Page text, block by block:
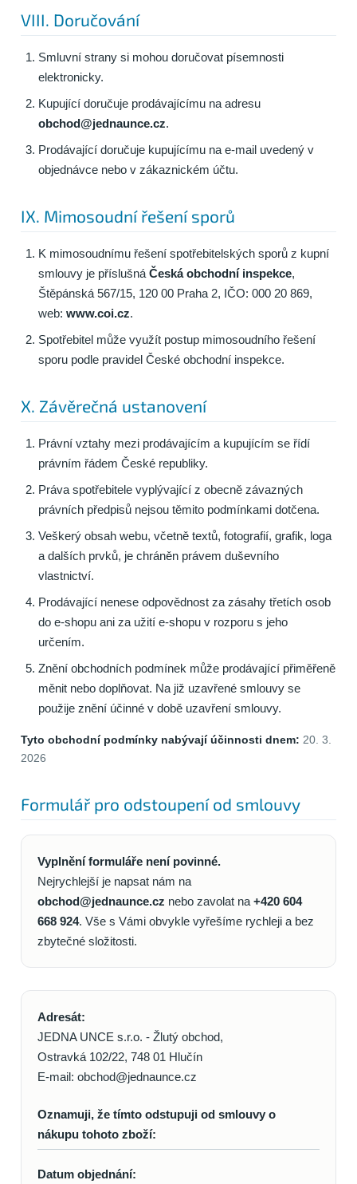
VIII. Doručování
Smluvní strany si mohou doručovat písemnosti
elektronicky.
Kupující doručuje prodávajícímu na adresu
obchod@jednaunce.cz.
Prodávající doručuje kupujícímu na e-mail uvedený v
objednávce nebo v zákaznickém účtu.
IX. Mimosoudní řešení sporů
K mimosoudnímu řešení spotřebitelských sporů z kupní
smlouvy je příslušná Česká obchodní inspekce,
Štěpánská 567/15, 120 00 Praha 2, IČO: 000 20 869,
web: www.coi.cz.
Spotřebitel může využít postup mimosoudního řešení
sporu podle pravidel České obchodní inspekce.
X. Závěrečná ustanovení
Právní vztahy mezi prodávajícím a kupujícím se řídí
právním řádem České republiky.
Práva spotřebitele vyplývající z obecně závazných
právních předpisů nejsou těmito podmínkami dotčena.
Veškerý obsah webu, včetně textů, fotografií, grafik, loga
a dalších prvků, je chráněn právem duševního
vlastnictví.
Prodávající nenese odpovědnost za zásahy třetích osob
do e-shopu ani za užití e-shopu v rozporu s jeho
určením.
Znění obchodních podmínek může prodávající přiměřeně
měnit nebo doplňovat. Na již uzavřené smlouvy se
použije znění účinné v době uzavření smlouvy.
Tyto obchodní podmínky nabývají účinnosti dnem: 20. 3.
2026
Formulář pro odstoupení od smlouvy
Vyplnění formuláře není povinné.
Nejrychlejší je napsat nám na
obchod@jednaunce.cz nebo zavolat na +420 604
668 924. Vše s Vámi obvykle vyřešíme rychleji a bez
zbytečné složitosti.
Adresát:
JEDNA UNCE s.r.o. - Žlutý obchod,
Ostravká 102/22, 748 01 Hlučín
E-mail: obchod@jednaunce.cz
Oznamuji, že tímto odstupuji od smlouvy o
nákupu tohoto zboží:
Datum objednání: